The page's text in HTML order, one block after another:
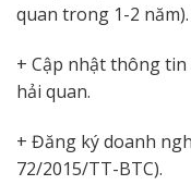
quan trong 1-2 năm).
+ Cập nhật thông
hải quan.
+ Đăng ký doanh
72/2015/TT-BTC).